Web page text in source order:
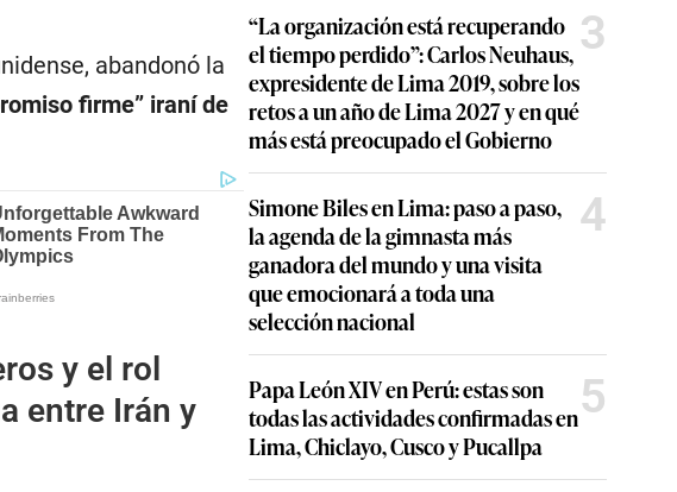
abandonó la
firme” iraní de
y el rol
entre Irán y
“La organización está recuperando
el tiempo perdido”: Carlos Neuhaus,
expresidente de Lima 2019, sobre los
retos a un año de Lima 2027 y en qué
más está preocupado el Gobierno
3
Simone Biles en Lima: paso a paso,
la agenda de la gimnasta más
ganadora del mundo y una visita
que emocionará a toda una
selección nacional
4
Papa León XIV en Perú: estas son
todas las actividades confirmadas en
Lima, Chiclayo, Cusco y Pucallpa
5